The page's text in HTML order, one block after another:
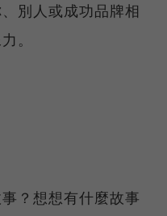
別人或成功品牌相
。
？想想有什麼故事